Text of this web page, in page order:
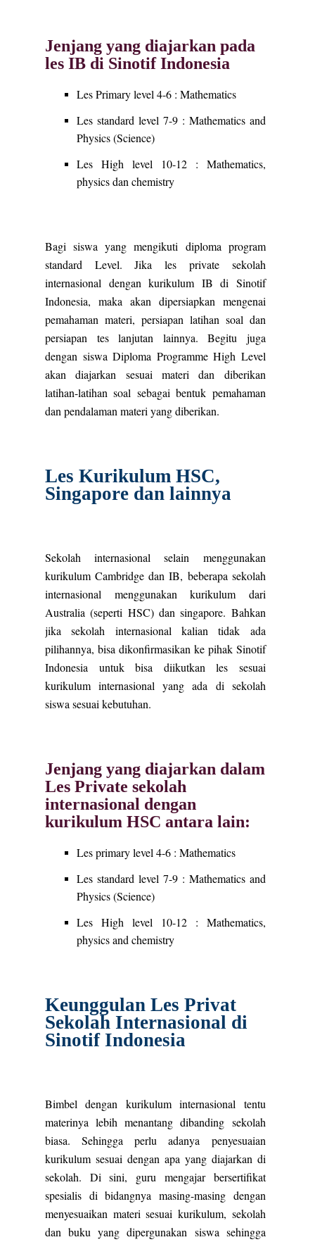
Jenjang yang diajarkan pada
les IB di Sinotif Indonesia
Les Primary level 4-6 : Mathematics
Les standard level 7-9 : Mathematics and
Physics (Science)
Les High level 10-12 : Mathematics,
physics dan chemistry
Bagi siswa yang mengikuti diploma program
standard Level. Jika les private sekolah
internasional dengan kurikulum IB di Sinotif
Indonesia, maka akan dipersiapkan mengenai
pemahaman materi, persiapan latihan soal dan
persiapan tes lanjutan lainnya. Begitu juga
dengan siswa Diploma Programme High Level
akan diajarkan sesuai materi dan diberikan
latihan-latihan soal sebagai bentuk pemahaman
dan pendalaman materi yang diberikan.
Les Kurikulum HSC,
Singapore dan lainnya
Sekolah internasional selain menggunakan
kurikulum Cambridge dan IB, beberapa sekolah
internasional menggunakan kurikulum dari
Australia (seperti HSC) dan singapore. Bahkan
jika sekolah internasional kalian tidak ada
pilihannya, bisa dikonfirmasikan ke pihak Sinotif
Indonesia untuk bisa diikutkan les sesuai
kurikulum internasional yang ada di sekolah
siswa sesuai kebutuhan.
Jenjang yang diajarkan dalam
Les Private sekolah
internasional dengan
kurikulum HSC antara lain:
Les primary level 4-6 : Mathematics
Les standard level 7-9 : Mathematics and
Physics (Science)
Les High level 10-12 : Mathematics,
physics and chemistry
Keunggulan Les Privat
Sekolah Internasional di
Sinotif Indonesia
Bimbel dengan kurikulum internasional tentu
materinya lebih menantang dibanding sekolah
biasa. Sehingga perlu adanya penyesuaian
kurikulum sesuai dengan apa yang diajarkan di
sekolah. Di sini, guru mengajar bersertifikat
spesialis di bidangnya masing-masing dengan
menyesuaikan materi sesuai kurikulum, sekolah
dan buku yang dipergunakan siswa sehingga